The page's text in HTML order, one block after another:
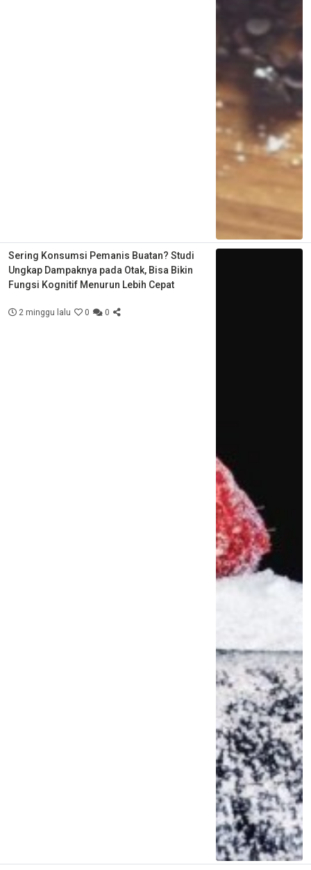
Sering Konsumsi Pemanis Buatan? Studi
Ungkap Dampaknya pada Otak, Bisa Bikin
Fungsi Kognitif Menurun Lebih Cepat
2 minggu lalu 0 0